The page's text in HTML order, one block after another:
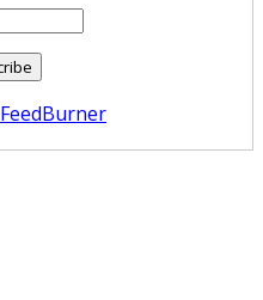
FeedBurner